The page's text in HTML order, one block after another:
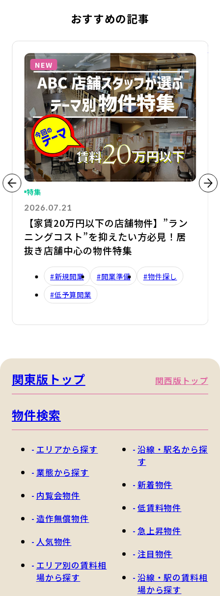
おすすめの記事
細を見る
NEW
特集
2026.07.21
【家賃20万円以下の店舗物件】”ラン
ニングコスト”を抑えたい方必見！居
抜き店舗中心の物件特集
#新規開業 #開業準備
#物件探し
#低予算開業
関東版トップ 関西版トップ
物件検索
エリアから探す
業態から探す
内覧会物件
造作無償物件
人気物件
エリア別の賃料相
場から探す
沿線・駅名から探
す
新着物件
低賃料物件
急上昇物件
注目物件
沿線・駅の賃料相
場から探す